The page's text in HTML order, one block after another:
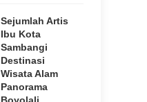
Sejumlah Artis
Ibu Kota
Sambangi
Destinasi
Wisata Alam
Panorama